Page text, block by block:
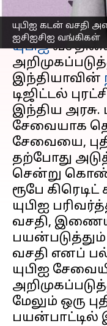
யுபிஐ கடன் வசதி
ஐசிஐசிஐ வங்கிகள்
செய்தி முன்னோட்டம்
யுபிஐ
இந்தியாவின்
டிஜிட்டல்
இந்திய
சேவையாக
சேவையை,
தற்போது
சென்று
ரூபே
யுபிஐ
வசதி,
வசதி எனப்
யுபிஐ
மேலும் ஒரு
பயன்பாட்டில்